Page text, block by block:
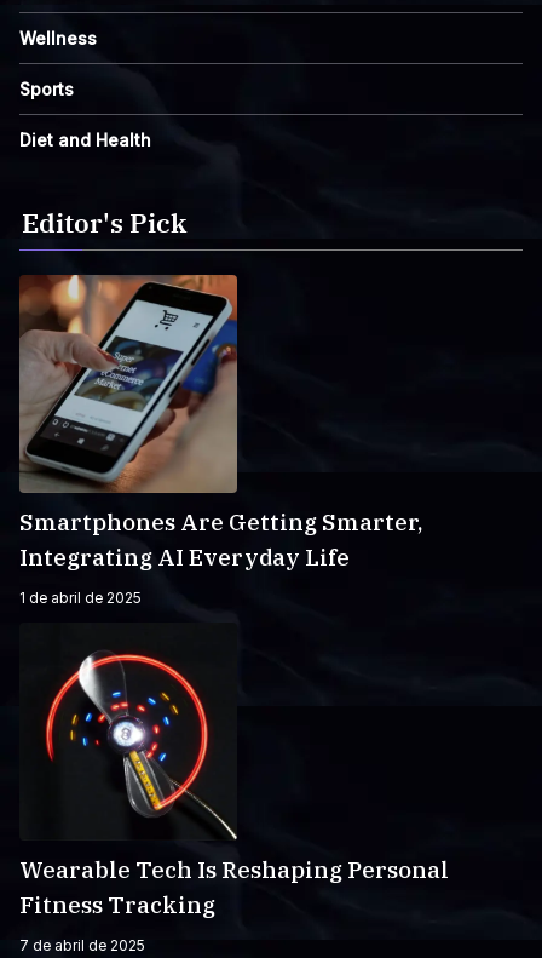
Wellness
Sports
Diet and Health
Editor's Pick
Smartphones Are Getting Smarter,
Integrating AI Everyday Life
1 de abril de 2025
Wearable Tech Is Reshaping Personal
Fitness Tracking
7 de abril de 2025